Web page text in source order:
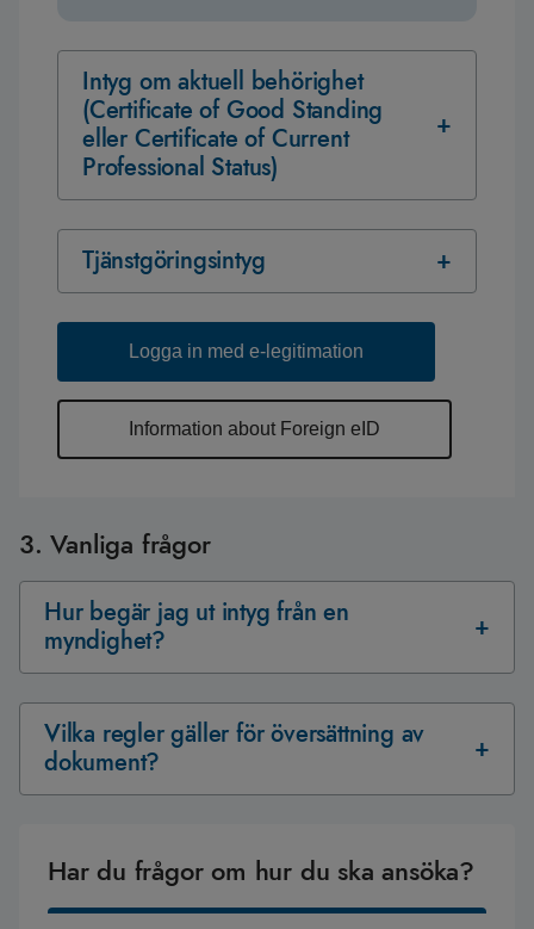
Intyg om aktuell behörighet
(Certificate of Good Standing
eller Certificate of Current
Professional Status)
Tjänstgöringsintyg
Logga in med e-legitimation
Information about Foreign eID
3. Vanliga frågor
Hur begär jag ut intyg från en
myndighet?
Vilka regler gäller för översättning av
dokument?
Har du frågor om hur du ska ansöka?